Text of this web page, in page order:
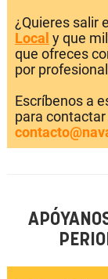
¿Quieres salir
Local y que
que ofreces
por
Escríbenos a
para